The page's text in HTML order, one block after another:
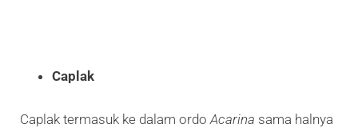
Caplak
Caplak termasuk ke dalam ordo Acarina sama halnya